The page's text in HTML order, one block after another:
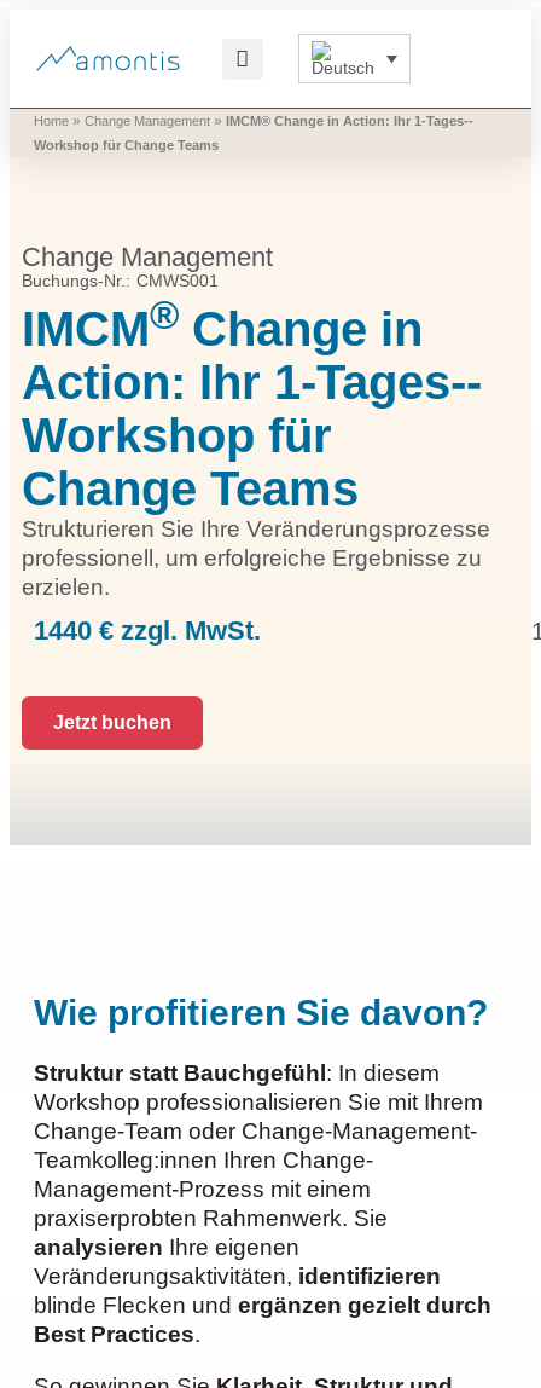
Home » Change Management » IMCM® Change in Action: Ihr 1-Tages-­
Workshop für Change Teams
Change Management
Buchungs-Nr.: CMWS001
IMCM® Change in
Action: Ihr 1-Tages-­
Workshop für
Change Teams
Strukturieren Sie Ihre Veränderungsprozesse
professionell, um erfolgreiche Ergebnisse zu
erzielen.
1440 € zzgl. MwSt.
Jetzt buchen
Wie profitieren Sie davon?
Struktur statt Bauchgefühl: In diesem
Workshop professionalisieren Sie mit Ihrem
Change-Team oder Change-Management-
Teamkolleg:innen Ihren Change-
Management-Prozess mit einem
praxiserprobten Rahmenwerk. Sie
analysieren Ihre eigenen
Veränderungsaktivitäten, identifizieren
blinde Flecken und ergänzen gezielt durch
Best Practices.